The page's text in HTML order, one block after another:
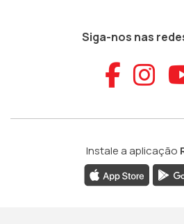
Siga-nos nas
Instale a aplicação